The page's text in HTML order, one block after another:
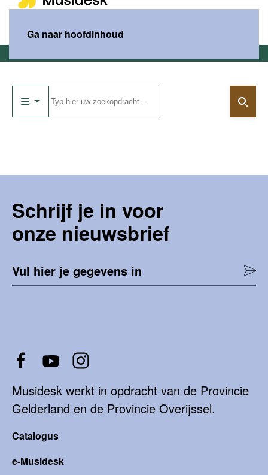
Ga naar hoofdinhoud
Schrijf je in voor
onze nieuwsbrief
Vul hier je gegevens in
Musidesk werkt in opdracht van de Provincie
Gelderland en de Provincie Overijssel.
Catalogus
e-Musidesk